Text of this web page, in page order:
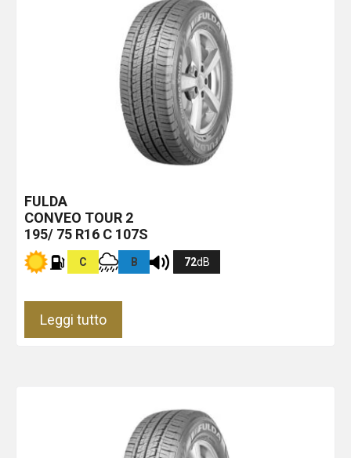
FULDA
CONVEO TOUR 2
195/ 75 R16 C 107S
C B 72dB
Leggi tutto